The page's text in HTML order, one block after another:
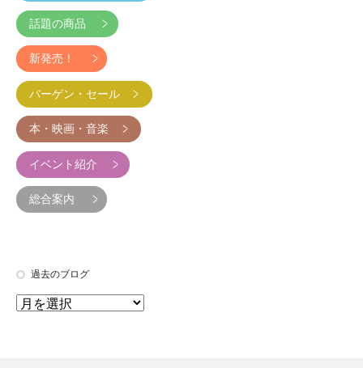
話題の商品
新発売！
バーゲン・セール
本・映画・音楽
イベント紹介
総合案内
過去のブログ